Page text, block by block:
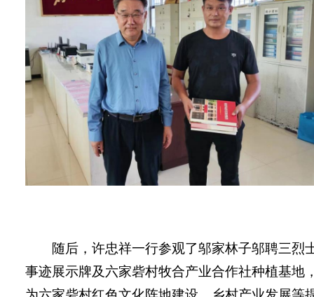
随后，许忠祥一行参观了邬家林子邬聘三烈
事迹展示牌及六家砦村牧合产业合作社种植基地